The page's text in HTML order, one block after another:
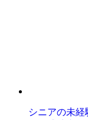
シニアの未